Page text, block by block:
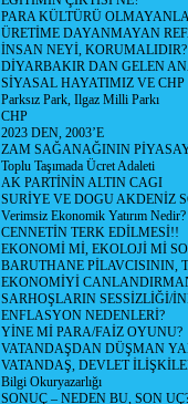
PARA KÜLTÜRÜ
ÜRETİME DAYANMAYAN
İNSAN NEYİ, KORUMALIDIR?
DİYARBAKIR DAN GELEN
SİYASAL HAYATIMIZ VE CHP
Parksız Park, Ilgaz Milli Parkı
CHP
2023 DEN, 2003’E
ZAM SAĞANAĞININ
Toplu Taşımada Ücret Adaleti
AK PARTİNİN ALTIN CAGI
SURİYE VE DOGU AKDENİZ
Verimsiz Ekonomik Yatırım Nedir?
CENNETİN TERK EDİLMESİ!!
EKONOMİ Mİ, EKOLOJİ Mİ
BARUTHANE PİLAVCISININ,
EKONOMİYİ
SARHOŞLARIN SESSİZLİĞİ/
ENFLASYON NEDENLERİ?
YİNE Mİ PARA/FAİZ OYUNU?
VATANDAŞDAN DÜŞMAN
VATANDAŞ, DEVLET
Bilgi Okuryazarlığı
SONUÇ – NEDEN BU, SON